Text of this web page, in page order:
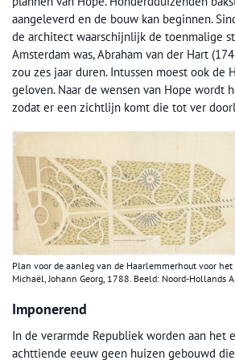
aangeleverd en de bouw kan beginnen.
de architect waarschijnlijk de toenmalige
Amsterdam was, Abraham van der Hart
zou zes jaar duren. Intussen moest ook de
geloven. Naar de wensen van Hope wordt
zodat er een zichtlijn komt die tot ver
Plan voor de aanleg van de Haarlemmerhout voor
Michaël, Johann Georg, 1788. Beeld: Noord-Hollands
Imponerend
In de verarmde Republiek worden aan het
achttiende eeuw geen huizen gebouwd